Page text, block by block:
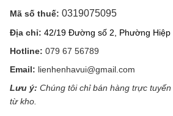
Mã số thuế: 0319075095
Địa chỉ: 42/19 Đường số 2, Phường Hiệp
Hotline: 079 67 56789
Email: lienhenhavui@gmail.com
Lưu ý: Chúng tôi chỉ bán hàng trực
từ kho.